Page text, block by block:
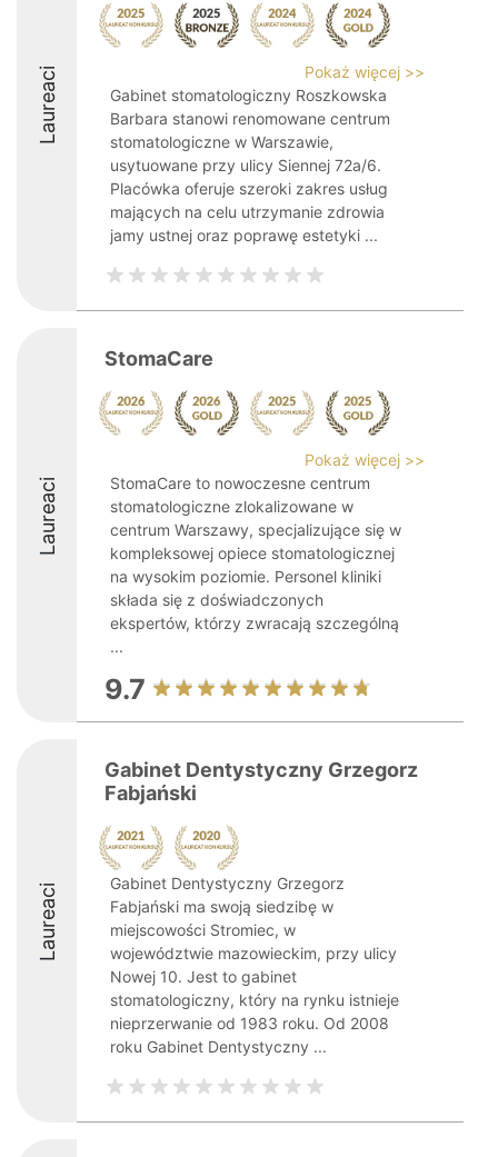
Laureaci
Pokaż więcej >>
Gabinet stomatologiczny Roszkowska
Barbara stanowi renomowane centrum
stomatologiczne w Warszawie,
usytuowane przy ulicy Siennej 72a/6.
Placówka oferuje szeroki zakres usług
mających na celu utrzymanie zdrowia
jamy ustnej oraz poprawę estetyki ...
Laureaci
StomaCare
Pokaż więcej >>
StomaCare to nowoczesne centrum
stomatologiczne zlokalizowane w
centrum Warszawy, specjalizujące się w
kompleksowej opiece stomatologicznej
na wysokim poziomie. Personel kliniki
składa się z doświadczonych
ekspertów, którzy zwracają szczególną
...
9.7
Laureaci
Gabinet Dentystyczny Grzegorz
Fabjański
Gabinet Dentystyczny Grzegorz
Fabjański ma swoją siedzibę w
miejscowości Stromiec, w
województwie mazowieckim, przy ulicy
Nowej 10. Jest to gabinet
stomatologiczny, który na rynku istnieje
nieprzerwanie od 1983 roku. Od 2008
roku Gabinet Dentystyczny ...